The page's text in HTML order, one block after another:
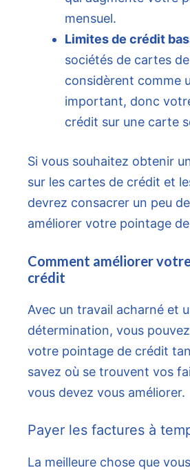
mensuel.
Limites de crédit
sociétés de cartes
considèrent comme
important, donc
crédit sur une carte
Si vous souhaitez obtenir
sur les cartes de crédit et
devrez consacrer un peu
améliorer votre pointage
Comment améliorer
crédit
Avec un travail acharné et
détermination, vous
votre pointage de crédit
savez où se trouvent vos
vous devez vous améliorer.
Payer les factures à
La meilleure chose que